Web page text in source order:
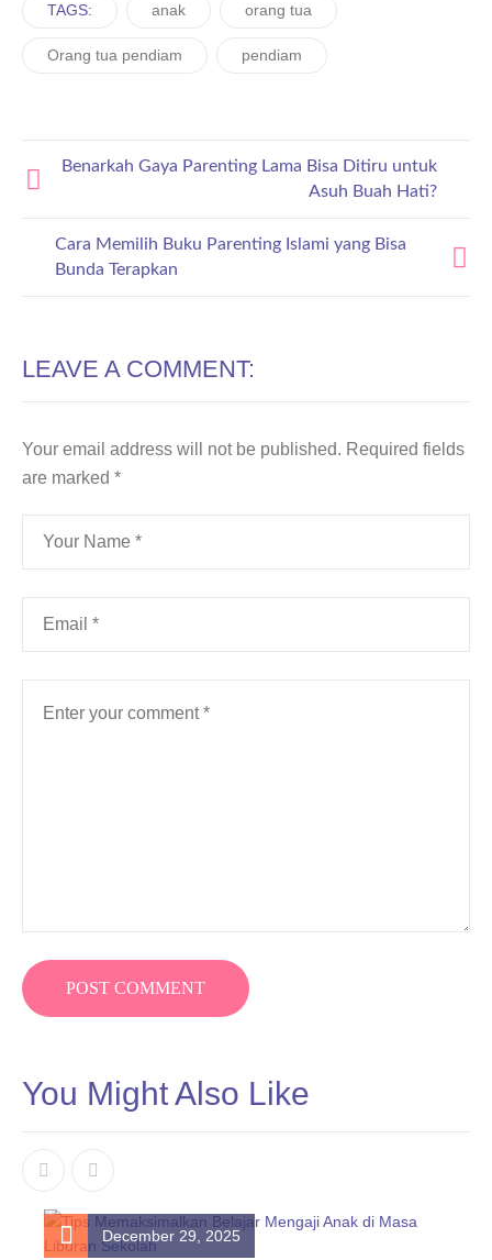
TAGS: anak orang tua
Orang tua pendiam pendiam
Cara Memilih Buku Parenting Islami yang Bisa
Bunda Terapkan
Benarkah Gaya Parenting Lama Bisa Ditiru untuk
Asuh Buah Hati?
LEAVE A COMMENT:
Your email address will not be published. Required fields
are marked *
You Might Also Like
December 29, 2025